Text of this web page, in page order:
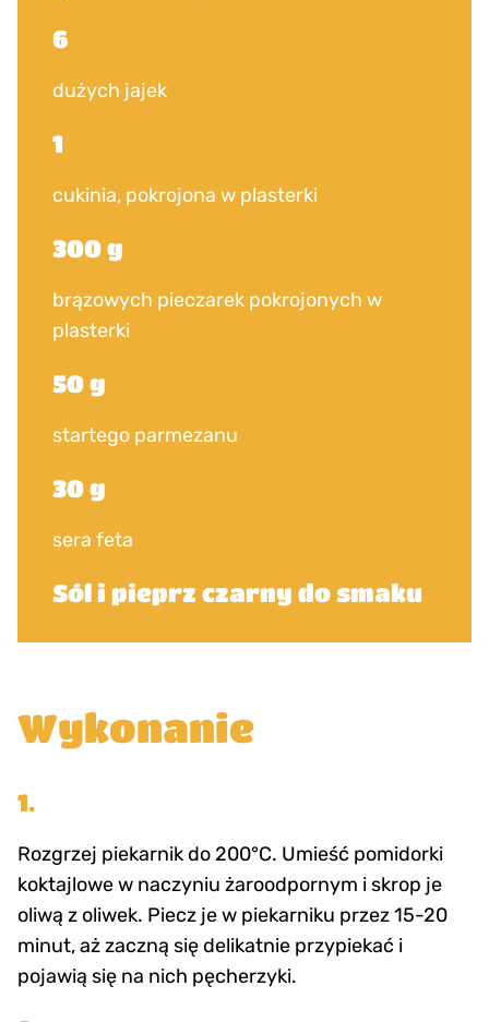
Wykonanie
1.
Rozgrzej piekarnik do 200°C. Umieść pomidorki
koktajlowe w naczyniu żaroodpornym i skrop je
oliwą z oliwek. Piecz je w piekarniku przez 15-20
minut, aż zaczną się delikatnie przypiekać i
pojawią się na nich pęcherzyki.
6
dużych jajek
1
cukinia, pokrojona w plasterki
300 g
brązowych pieczarek pokrojonych w
plasterki
50 g
startego parmezanu
30 g
sera feta
Sól i pieprz czarny do smaku